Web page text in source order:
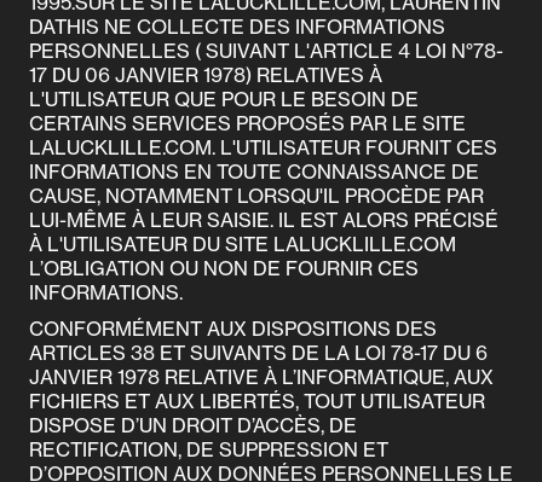
DATHIS NE COLLECTE DES INFORMATIONS
PERSONNELLES ( SUIVANT L'ARTICLE 4 LOI N°78-
17 DU 06 JANVIER 1978) RELATIVES À
L'UTILISATEUR QUE POUR LE BESOIN DE
CERTAINS SERVICES PROPOSÉS PAR LE SITE
LALUCKLILLE.COM. L'UTILISATEUR FOURNIT CES
INFORMATIONS EN TOUTE CONNAISSANCE DE
CAUSE, NOTAMMENT LORSQU'IL PROCÈDE PAR
LUI-MÊME À LEUR SAISIE. IL EST ALORS PRÉCISÉ
À L'UTILISATEUR DU SITE LALUCKLILLE.COM
L’OBLIGATION OU NON DE FOURNIR CES
INFORMATIONS.
CONFORMÉMENT AUX DISPOSITIONS DES
ARTICLES 38 ET SUIVANTS DE LA LOI 78-17 DU 6
JANVIER 1978 RELATIVE À L’INFORMATIQUE, AUX
FICHIERS ET AUX LIBERTÉS, TOUT UTILISATEUR
DISPOSE D’UN DROIT D’ACCÈS, DE
RECTIFICATION, DE SUPPRESSION ET
D’OPPOSITION AUX DONNÉES PERSONNELLES LE